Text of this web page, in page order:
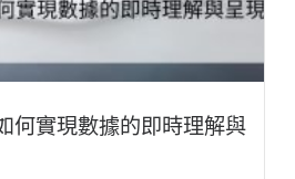
何實現數據的即時理解與